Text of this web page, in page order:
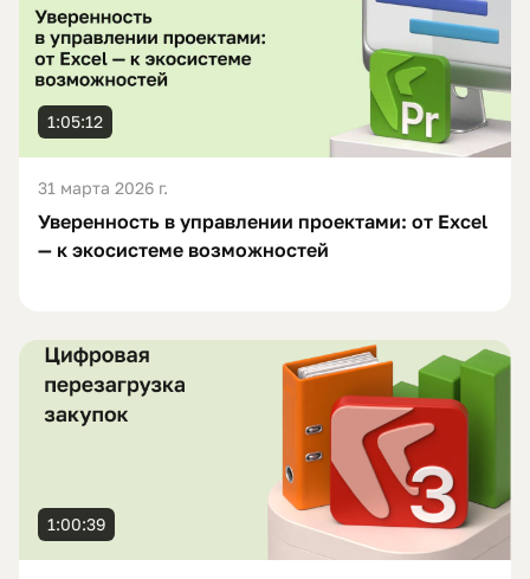
1:05:12
31 марта 2026 г.
Уверенность в управлении проектами: от Excel
— к экосистеме возможностей
1:00:39